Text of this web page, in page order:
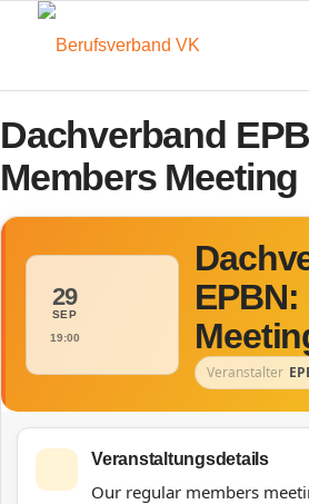
Dachverband
Members Meeting
29
SEP
19:00
Veranstalter
Veranstaltungsdetails
Our regular members